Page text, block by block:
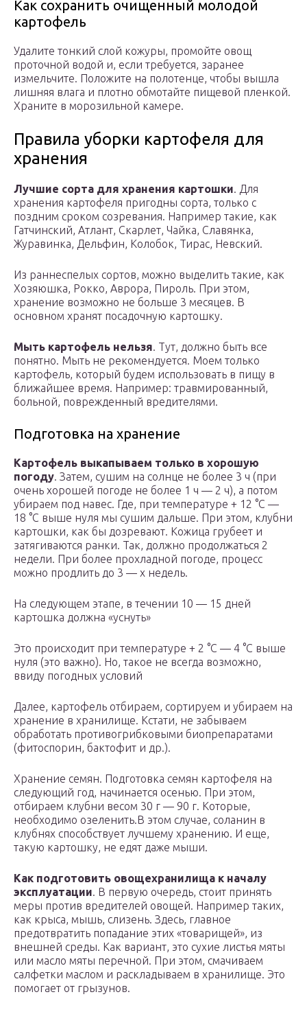
Как сохранить очищенный молодой
картофель
Удалите тонкий слой кожуры, промойте овощ
проточной водой и, если требуется, заранее
измельчите. Положите на полотенце, чтобы вышла
лишняя влага и плотно обмотайте пищевой пленкой.
Храните в морозильной камере.
Правила уборки картофеля для
хранения
Лучшие сорта для хранения картошки. Для
хранения картофеля пригодны сорта, только с
поздним сроком созревания. Например такие, как
Гатчинский, Атлант, Скарлет, Чайка, Славянка,
Журавинка, Дельфин, Колобок, Тирас, Невский.
Из раннеспелых сортов, можно выделить такие, как
Хозяюшка, Рокко, Аврора, Пироль. При этом,
хранение возможно не больше 3 месяцев. В
основном хранят посадочную картошку.
Мыть картофель нельзя. Тут, должно быть все
понятно. Мыть не рекомендуется. Моем только
картофель, который будем использовать в пищу в
ближайшее время. Например: травмированный,
больной, поврежденный вредителями.
Подготовка на хранение
Картофель выкапываем только в хорошую
погоду. Затем, сушим на солнце не более 3 ч (при
очень хорошей погоде не более 1 ч — 2 ч), а потом
убираем под навес. Где, при температуре + 12 °С —
18 °С выше нуля мы сушим дальше. При этом, клубни
картошки, как бы дозревают. Кожица грубеет и
затягиваются ранки. Так, должно продолжаться 2
недели. При более прохладной погоде, процесс
можно продлить до 3 — х недель.
На следующем этапе, в течении 10 — 15 дней
картошка должна «уснуть»
Это происходит при температуре + 2 °С — 4 °С выше
нуля (это важно). Но, такое не всегда возможно,
ввиду погодных условий
Далее, картофель отбираем, сортируем и убираем на
хранение в хранилище. Кстати, не забываем
обработать противогрибковыми биопрепаратами
(фитоспорин, бактофит и др.).
Хранение семян. Подготовка семян картофеля на
следующий год, начинается осенью. При этом,
отбираем клубни весом 30 г — 90 г. Которые,
необходимо озеленить.В этом случае, соланин в
клубнях способствует лучшему хранению. И еще,
такую картошку, не едят даже мыши.
Как подготовить овощехранилища к началу
эксплуатации. В первую очередь, стоит принять
меры против вредителей овощей. Например таких,
как крыса, мышь, слизень. Здесь, главное
предотвратить попадание этих «товарищей», из
внешней среды. Как вариант, это сухие листья мяты
или масло мяты перечной. При этом, смачиваем
салфетки маслом и раскладываем в хранилище. Это
помогает от грызунов.